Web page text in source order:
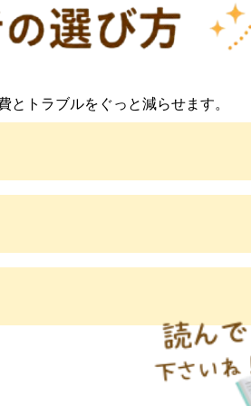
トラブルをぐっと減らせます。